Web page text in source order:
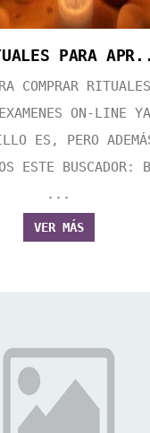
PARA
COMPRAR
ON-LINE
ES, PERO
ESTE BUSCADOR:
...
VER MÁS